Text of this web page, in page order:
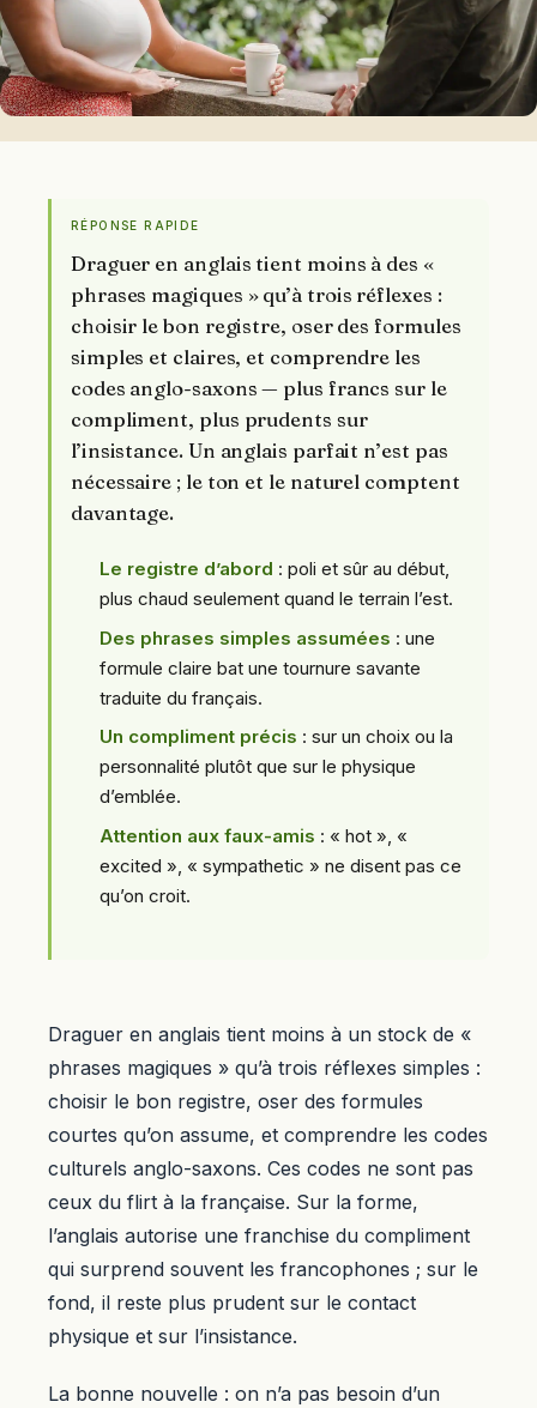
RÉPONSE RAPIDE
Draguer en anglais tient moins à des «
phrases magiques » qu’à trois réflexes :
choisir le bon registre, oser des formules
simples et claires, et comprendre les
codes anglo-saxons — plus francs sur le
compliment, plus prudents sur
l’insistance. Un anglais parfait n’est pas
nécessaire ; le ton et le naturel comptent
davantage.
Le registre d’abord : poli et sûr au début,
plus chaud seulement quand le terrain l’est.
Des phrases simples assumées : une
formule claire bat une tournure savante
traduite du français.
Un compliment précis : sur un choix ou la
personnalité plutôt que sur le physique
d’emblée.
Attention aux faux-amis : « hot », «
excited », « sympathetic » ne disent pas ce
qu’on croit.
Draguer en anglais tient moins à un stock de «
phrases magiques » qu’à trois réflexes simples :
choisir le bon registre, oser des formules
courtes qu’on assume, et comprendre les codes
culturels anglo-saxons. Ces codes ne sont pas
ceux du flirt à la française. Sur la forme,
l’anglais autorise une franchise du compliment
qui surprend souvent les francophones ; sur le
fond, il reste plus prudent sur le contact
physique et sur l’insistance.
La bonne nouvelle : on n’a pas besoin d’un